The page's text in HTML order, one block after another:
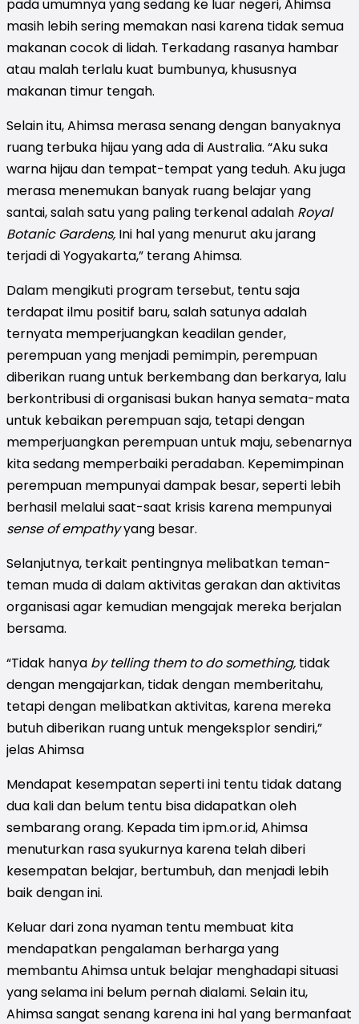
pada umumnya yang sedang ke luar negeri, Ahimsa
masih lebih sering memakan nasi karena tidak semua
makanan cocok di lidah. Terkadang rasanya hambar
atau malah terlalu kuat bumbunya, khususnya
makanan timur tengah.
Selain itu, Ahimsa merasa senang dengan banyaknya
ruang terbuka hijau yang ada di Australia. “Aku suka
warna hijau dan tempat-tempat yang teduh. Aku juga
merasa menemukan banyak ruang belajar yang
santai, salah satu yang paling terkenal adalah Royal
Botanic Gardens, Ini hal yang menurut aku jarang
terjadi di Yogyakarta,” terang Ahimsa.
Dalam mengikuti program tersebut, tentu saja
terdapat ilmu positif baru, salah satunya adalah
ternyata memperjuangkan keadilan gender,
perempuan yang menjadi pemimpin, perempuan
diberikan ruang untuk berkembang dan berkarya, lalu
berkontribusi di organisasi bukan hanya semata-mata
untuk kebaikan perempuan saja, tetapi dengan
memperjuangkan perempuan untuk maju, sebenarnya
kita sedang memperbaiki peradaban. Kepemimpinan
perempuan mempunyai dampak besar, seperti lebih
berhasil melalui saat-saat krisis karena mempunyai
sense of empathyyang besar.
Selanjutnya, terkait pentingnya melibatkan teman-
teman muda di dalam aktivitas gerakan dan aktivitas
organisasi agar kemudian mengajak mereka berjalan
bersama.
“Tidak hanya by telling them to do something, tidak
dengan mengajarkan, tidak dengan memberitahu,
tetapi dengan melibatkan aktivitas, karena mereka
butuh diberikan ruang untuk mengeksplor sendiri,”
jelas Ahimsa
Mendapat kesempatan seperti ini tentu tidak datang
dua kali dan belum tentu bisa didapatkan oleh
sembarang orang. Kepada tim ipm.or.id, Ahimsa
menuturkan rasa syukurnya karena telah diberi
kesempatan belajar, bertumbuh, dan menjadi lebih
baik dengan ini.
Keluar dari zona nyaman tentu membuat kita
mendapatkan pengalaman berharga yang
membantu Ahimsa untuk belajar menghadapi situasi
yang selama ini belum pernah dialami. Selain itu,
Ahimsa sangat senang karena ini hal yang bermanfaat